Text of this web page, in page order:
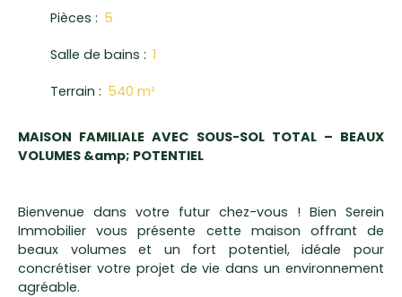
Pièces : 5
Salle de bains : 1
Terrain : 540 m²
MAISON FAMILIALE AVEC SOUS-SOL TOTAL – BEAUX
VOLUMES &amp; POTENTIEL
Bienvenue dans votre futur chez-vous ! Bien Serein
Immobilier vous présente cette maison offrant de
beaux volumes et un fort potentiel, idéale pour
concrétiser votre projet de vie dans un environnement
agréable.